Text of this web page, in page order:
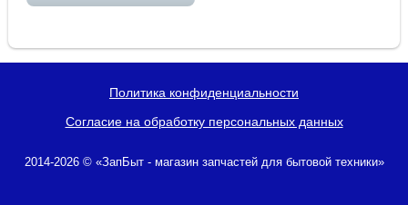
Политика конфиденциальности
Согласие на обработку персональных данных
2014-2026 © «ЗапБыт - магазин запчастей для бытовой техники»